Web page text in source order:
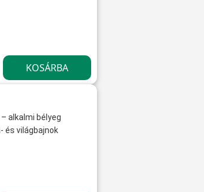
alkalmi bélyeg
és világbajnok